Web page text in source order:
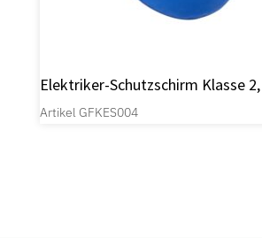
Elektriker-Schutzschirm Klasse
Artikel GFKES004